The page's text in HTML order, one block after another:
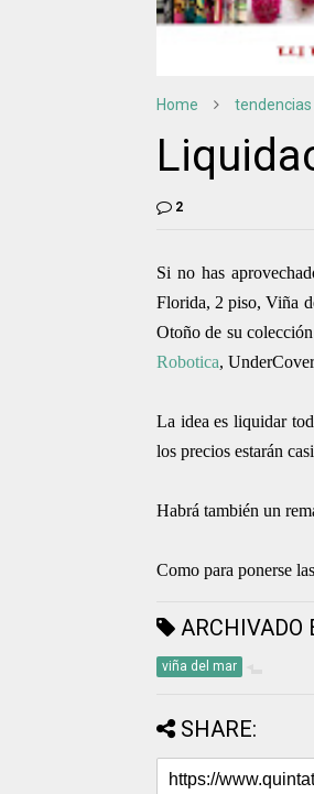
Home tendencias
2
Si no has
Florida, 2 piso, Viña
Otoño de su
Robotica,
La idea es liquidar
los precios estarán
Habrá también un
Como para ponerse
ARCHIVADO
viña del mar
SHARE: